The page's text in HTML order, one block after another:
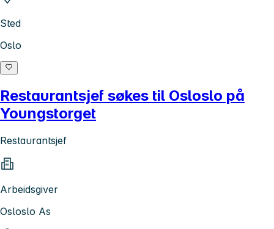
Sted
Oslo
Restaurantsjef søkes til Osloslo på
Youngstorget
Restaurantsjef
Arbeidsgiver
Osloslo As